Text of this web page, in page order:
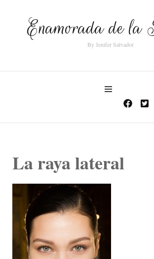
Enamorada de
By Jenifer Salvador
La raya lateral